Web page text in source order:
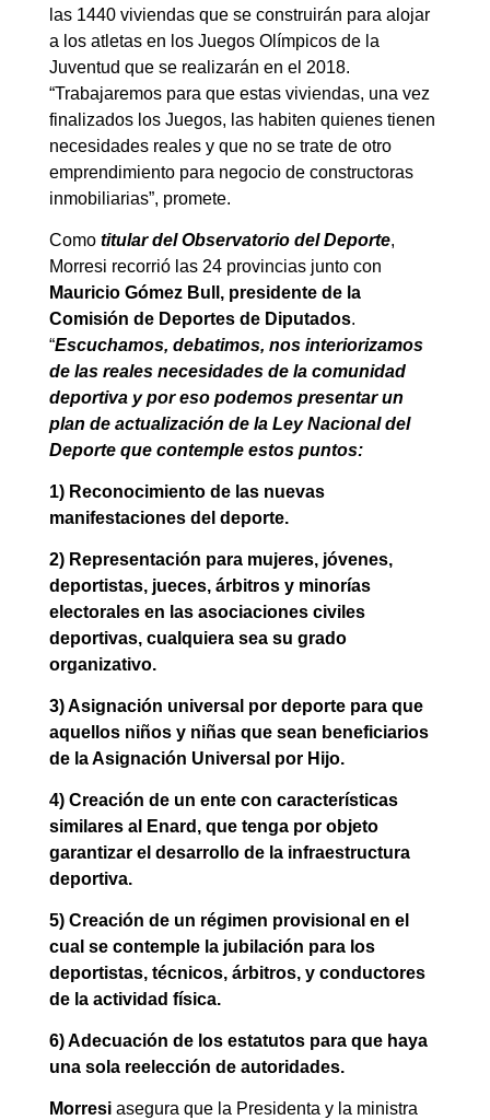
las 1440 viviendas que se construirán para alojar
a los atletas en los Juegos Olímpicos de la
Juventud que se realizarán en el 2018.
“Trabajaremos para que estas viviendas, una vez
finalizados los Juegos, las habiten quienes tienen
necesidades reales y que no se trate de otro
emprendimiento para negocio de constructoras
inmobiliarias”, promete.
Como titular del Observatorio del Deporte,
Morresi recorrió las 24 provincias junto con
Mauricio Gómez Bull, presidente de la
Comisión de Deportes de Diputados.
“Escuchamos, debatimos, nos interiorizamos
de las reales necesidades de la comunidad
deportiva y por eso podemos presentar un
plan de actualización de la Ley Nacional del
Deporte que contemple estos puntos:
1) Reconocimiento de las nuevas
manifestaciones del deporte.
2) Representación para mujeres, jóvenes,
deportistas, jueces, árbitros y minorías
electorales en las asociaciones civiles
deportivas, cualquiera sea su grado
organizativo.
3) Asignación universal por deporte para que
aquellos niños y niñas que sean beneficiarios
de la Asignación Universal por Hijo.
4) Creación de un ente con características
similares al Enard, que tenga por objeto
garantizar el desarrollo de la infraestructura
deportiva.
5) Creación de un régimen provisional en el
cual se contemple la jubilación para los
deportistas, técnicos, árbitros, y conductores
de la actividad física.
6) Adecuación de los estatutos para que haya
una sola reelección de autoridades.
Morresi asegura que la Presidenta y la ministra